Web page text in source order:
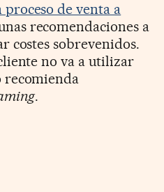
de venta a
recomendaciones a
costes sobrevenidos.
no va a utilizar
recomienda
.